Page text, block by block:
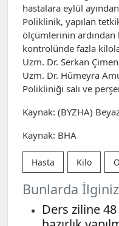
hastalara eylül
Poliklinik, yapılan
ölçümlerinin ardından
kontrolünde fazla
Uzm. Dr. Serkan
Uzm. Dr. Hümeyra
Polikliniği salı ve
Kaynak: (BYZHA)
Kaynak: BHA
Hasta Kilo
Bunlarda
Ders ziline